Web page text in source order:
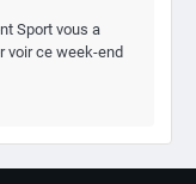
Sport vous a
voir ce week-end